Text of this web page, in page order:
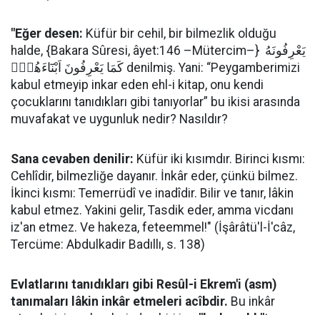
"Eğer desen: Küfür bir cehil, bir bilmezlik olduğu
halde, {Bakara Sûresi, âyet:146 –Mütercim–} يَعْرِفُونَهُ
كَمَا يَعْرِفُونَ اَبْنَٓاءَهُمْۜ denilmiş. Yani: “Peygamberimizi
kabul etmeyip inkar eden ehl-i kitap, onu kendi
çocuklarını tanıdıkları gibi tanıyorlar” bu ikisi arasında
muvafakat ve uygunluk nedir? Nasıldır?
Sana cevaben denilir: Küfür iki kısımdır. Birinci kısmı:
Cehlîdir, bilmezliğe dayanır. İnkâr eder, çünkü bilmez.
İkinci kısmı: Temerrüdî ve inadîdir. Bilir ve tanır, lâkin
kabul etmez. Yakini gelir, Tasdik eder, amma vicdanı
iz'an etmez. Ve hakeza, feteemmel!" (İşârâtü'l-İ'câz,
Tercüme: Abdulkadir Badıllı, s. 138)
Evlatlarını tanıdıkları gibi Resûl-i Ekrem'i (asm)
tanımaları lâkin inkâr etmeleri acîbdir. Bu inkâr